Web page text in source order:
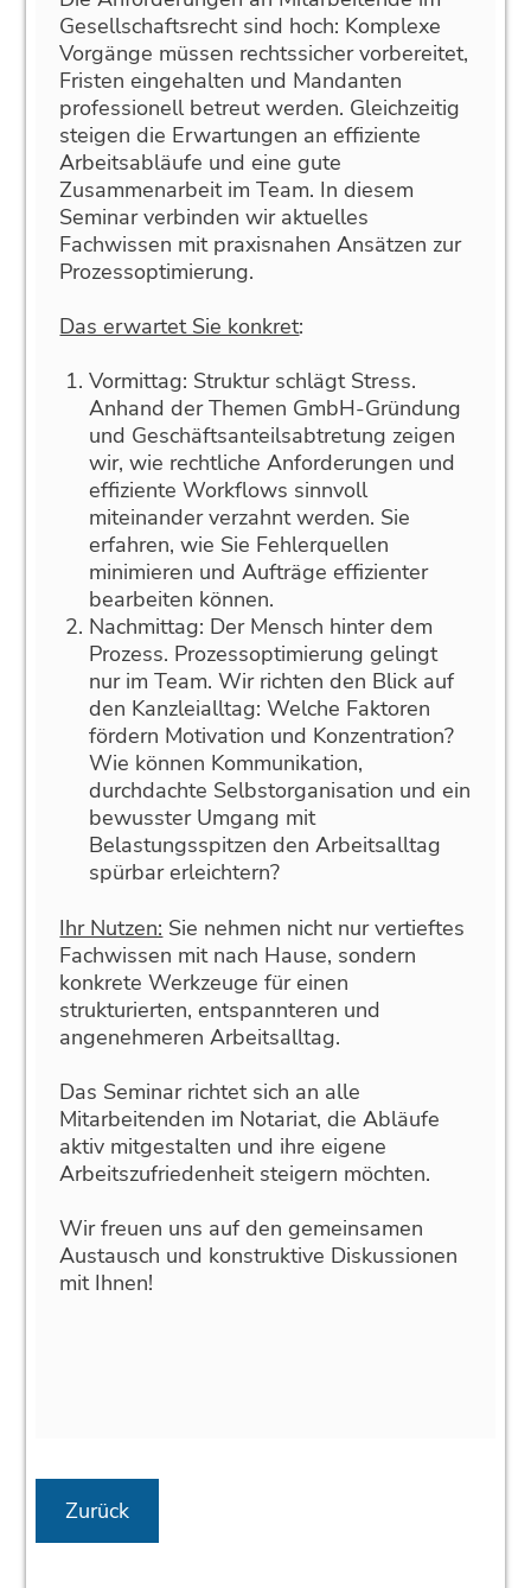
Gesellschaftsrecht sind hoch: Komplexe
Vorgänge müssen rechtssicher vorbereitet,
Fristen eingehalten und Mandanten
professionell betreut werden. Gleichzeitig
steigen die Erwartungen an effiziente
Arbeitsabläufe und eine gute
Zusammenarbeit im Team. In diesem
Seminar verbinden wir aktuelles
Fachwissen mit praxisnahen Ansätzen zur
Prozessoptimierung.
Das erwartet Sie konkret:
Vormittag: Struktur schlägt Stress.
Anhand der Themen GmbH-Gründung
und Geschäftsanteilsabtretung zeigen
wir, wie rechtliche Anforderungen und
effiziente Workflows sinnvoll
miteinander verzahnt werden. Sie
erfahren, wie Sie Fehlerquellen
minimieren und Aufträge effizienter
bearbeiten können.
Nachmittag: Der Mensch hinter dem
Prozess. Prozessoptimierung gelingt
nur im Team. Wir richten den Blick auf
den Kanzleialltag: Welche Faktoren
fördern Motivation und Konzentration?
Wie können Kommunikation,
durchdachte Selbstorganisation und ein
bewusster Umgang mit
Belastungsspitzen den Arbeitsalltag
spürbar erleichtern?
Ihr Nutzen: Sie nehmen nicht nur vertieftes
Fachwissen mit nach Hause, sondern
konkrete Werkzeuge für einen
strukturierten, entspannteren und
angenehmeren Arbeitsalltag.
Das Seminar richtet sich an alle
Mitarbeitenden im Notariat, die Abläufe
aktiv mitgestalten und ihre eigene
Arbeitszufriedenheit steigern möchten.
Wir freuen uns auf den gemeinsamen
Austausch und konstruktive Diskussionen
mit Ihnen!
Zurück